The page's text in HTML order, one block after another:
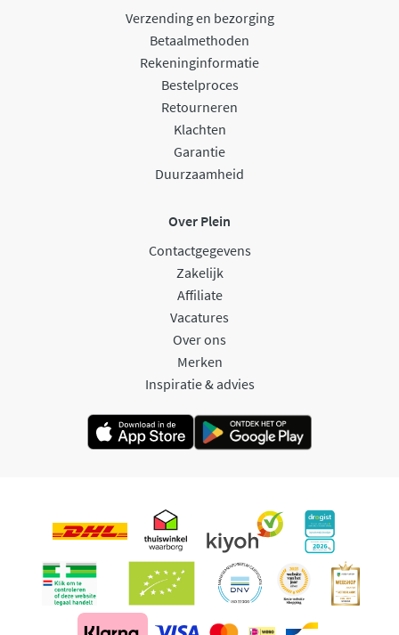
Verzending en bezorging
Betaalmethoden
Rekeninginformatie
Bestelproces
Retourneren
Klachten
Garantie
Duurzaamheid
Over Plein
Contactgegevens
Zakelijk
Affiliate
Vacatures
Over ons
Merken
Inspiratie & advies